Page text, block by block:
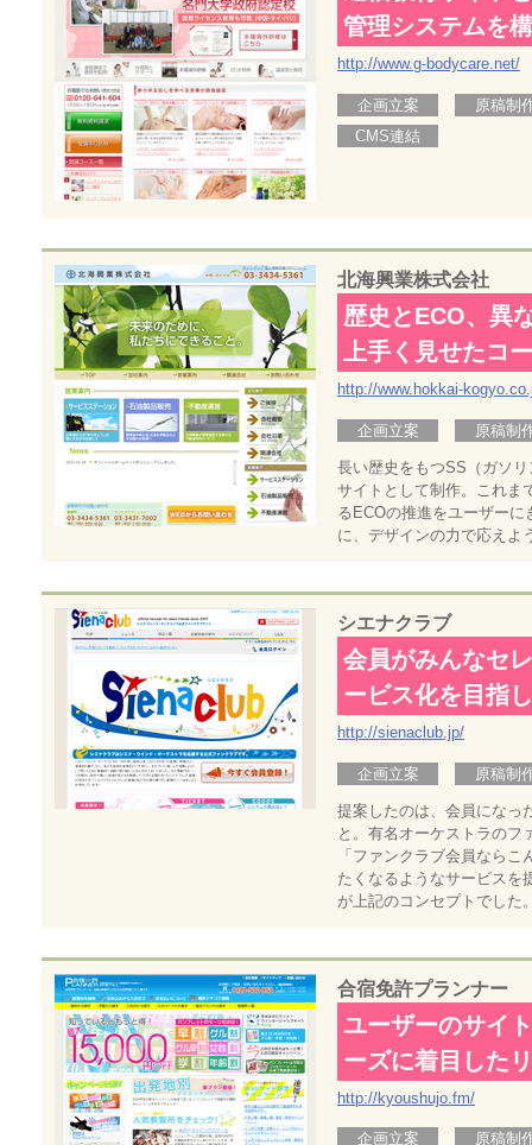
管理システムを
http://www.g-bodycare.net/
企画立案
原稿制
CMS連結
北海興業株式会社
歴史とECO、異
上手く見せたコ
http://www.hokkai-
企画立案 原稿制
長い歴史をもつSS（ガソ
サイトとして制作。これま
るECOの推進をユーザー
に、デザインの力で応えよ
シエナクラブ
会員がみんなセ
ービス化を目指
http://sienaclub.jp/
企画立案 原稿制
提案したのは、会員になっ
と。有名オーケストラのフ
「ファンクラブ会員なら
たくなるようなサービスを
が上記のコンセプトでした
合宿免許プランナー
ユーザーのサイ
ーズに着目した
http://kyoushujo.fm/
企画立案 原稿制